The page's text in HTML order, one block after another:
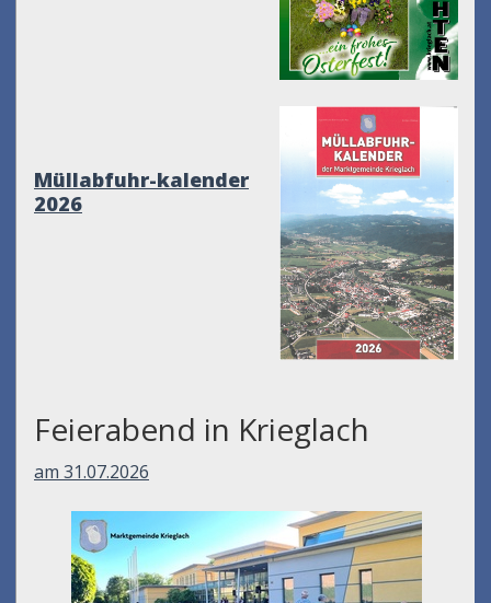
Müllabfuhr-kalender
2026
Feierabend in Krieglach
am 31.07.2026